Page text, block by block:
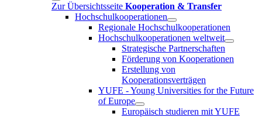
Zur Übersichtsseite Kooperation & Transfer
Hochschulkooperationen
Regionale Hochschulkooperationen
Hochschulkooperationen weltweit
Strategische Partnerschaften
Förderung von Kooperationen
Erstellung von
Kooperationsverträgen
YUFE - Young Universities for the Future
of Europe
Europäisch studieren mit YUFE